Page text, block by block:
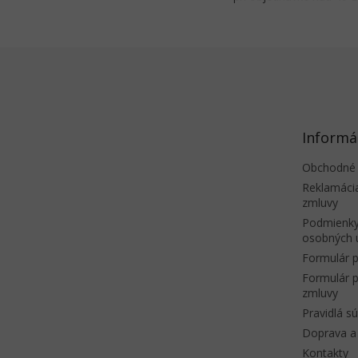
zmluvy
osobných
Formulár
Formulár
zmluvy
Pravidlá
Doprava
Kontakty